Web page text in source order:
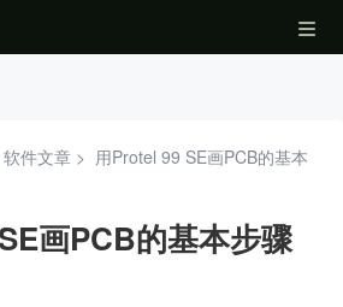
软件文章 > 用Protel 99 SE画PCB的基本
画PCB的基本步骤